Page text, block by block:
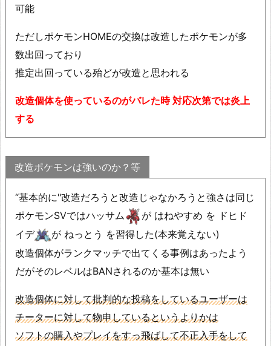
可能
ただしポケモンHOMEの交換は改造したポケモンが多
数出回っており
推定出回っている殆どが改造と思われる
改造個体を使っているのがバレた時 対応次第では炎上
する
改造ポケモンは強いのか？等
“基本的に"改造だろうと改造じゃなかろうと強さは同じ
ポケモンSVではハッサム
が はねやすめ を ドヒド
イデ
が ねっとう を習得した(本来覚えない)
改造個体がランクマッチで出てくる事例はあったよう
だがそのレベルはBANされるのか基本は無い
改造個体に対して批判的な投稿をしているユーザーは
チーターに対して物申しているというよりかは
ソフトの購入やプレイをすっ飛ばして不正入手をして